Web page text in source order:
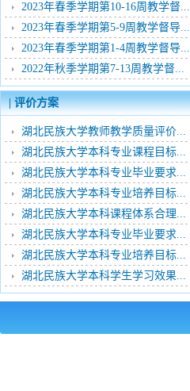
2023年春季学期第10-16周教学督...
2023年春季学期第5-9周教学督导...
2023年春季学期第1-4周教学督导...
2022年秋季学期第7-13周教学督...
| 评价方案
湖北民族大学教师教学质量评价...
湖北民族大学本科专业课程目标...
湖北民族大学本科专业毕业要求...
湖北民族大学本科专业培养目标...
湖北民族大学本科课程体系合理...
湖北民族大学本科专业毕业要求...
湖北民族大学本科专业培养目标...
湖北民族大学本科学生学习效果...